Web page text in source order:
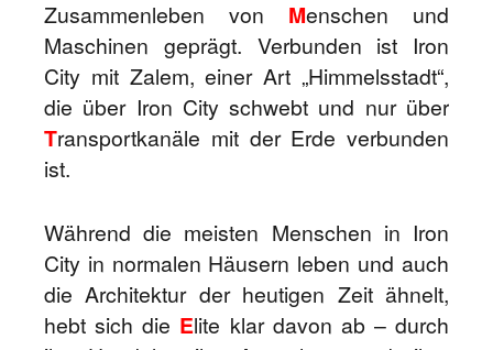
Zusammenleben von Menschen und
Maschinen geprägt. Verbunden ist Iron
City mit Zalem, einer Art „Himmelsstadt“,
die über Iron City schwebt und nur über
Transportkanäle mit der Erde verbunden
ist.
Während die meisten Menschen in Iron
City in normalen Häusern leben und auch
die Architektur der heutigen Zeit ähnelt,
hebt sich die Elite klar davon ab – durch